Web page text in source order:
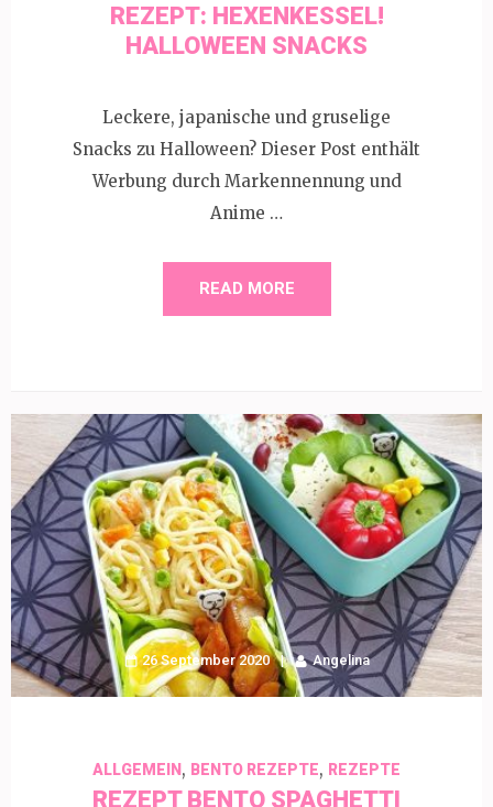
REZEPT: HEXENKESSEL!
HALLOWEEN SNACKS
Leckere, japanische und gruselige
Snacks zu Halloween? Dieser Post enthält
Werbung durch Markennennung und
Anime …
READ MORE
26 September 2020 Angelina
ALLGEMEIN , BENTO REZEPTE, REZEPTE
REZEPT BENTO SPAGHETTI